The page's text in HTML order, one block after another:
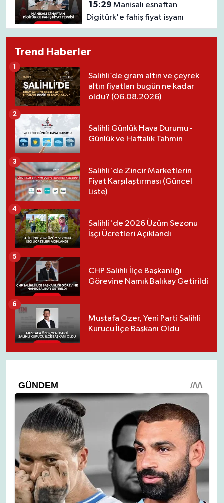
15:29
Digitürk'e fahiş fiyat isyanı
Trend Haberler
Salihli’de gram altın ve çeyrek
altın fiyatları bugün ne kadar
oldu? (06.08.2026)
1
Salihli Günlük Hava Durumu -
Günlük ve Haftalık Tahmin
2
Salihli'de Zincir Marketlerin
Fiyat Karşılaştırması (Güncel
Liste)
3
Salihli'de 2026 Üzüm Sezonu
İşçi Ücretleri Açıklandı
4
CHP Salihli İlçe Başkanlığı
Görevine Namık Balıkay Getirildi
5
Mustafa Özer, Yeni Parti Salihli
Kurucu İlçe Başkanı Oldu
6